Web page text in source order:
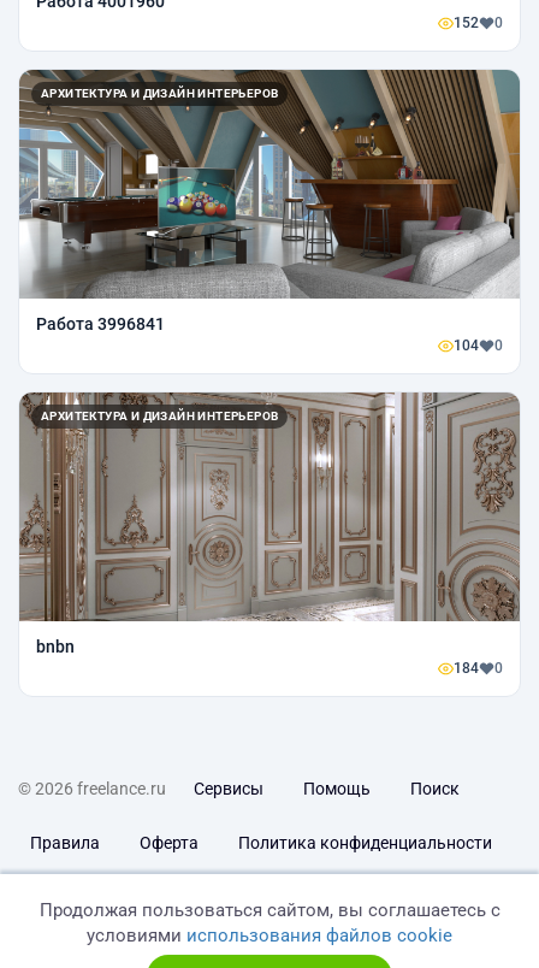
152 0
АРХИТЕКТУРА И ДИЗАЙН ИНТЕРЬЕРОВ
Работа 3996841
104 0
АРХИТЕКТУРА И ДИЗАЙН ИНТЕРЬЕРОВ
bnbn
184 0
© 2026 freelance.ru Сервисы Помощь Поиск
Правила Оферта Политика конфиденциальности
Продолжая пользоваться сайтом, вы соглашаетесь с
условиями использования файлов cookie